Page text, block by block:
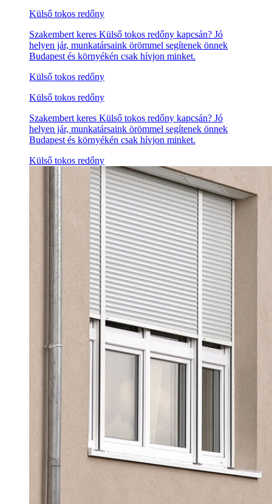
Külső tokos redőny
Szakembert keres Külső tokos redőny kapcsán? Jó
helyen jár, munkatársaink örömmel segítenek önnek
Budapest és környékén csak hívjon minket.
Külső tokos redőny
Külső tokos redőny
Szakembert keres Külső tokos redőny kapcsán? Jó
helyen jár, munkatársaink örömmel segítenek önnek
Budapest és környékén csak hívjon minket.
Külső tokos redőny